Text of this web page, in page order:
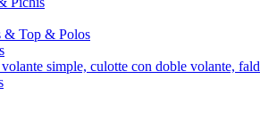
& Top & Polos
simple, culotte con doble volante,